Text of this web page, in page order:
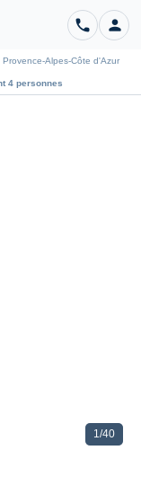
phone person
Alpes-Côte d'Azur
4 personnes
1/40